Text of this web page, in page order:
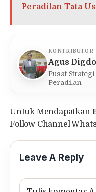
Peradilan Tata
KONTRIBUTOR
Agus
Pusat
Peradilan
Untuk Mendapatkan
Follow Channel
Leave A Reply